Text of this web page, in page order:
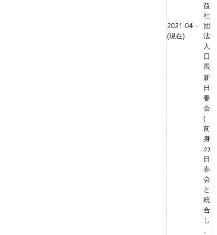
2021-04 --
(現在)
益
社
団
法
人
日
展
新
日
春
会
(
前
身
の
日
春
会
と
統
合
し
、